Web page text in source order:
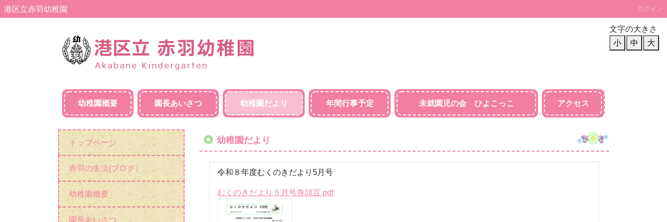
港区立赤羽幼稚園 ログイン
文字の大きさ
小
中 大
幼稚園概要 園長あいさつ 幼稚園だより 年間行事予定 未就園児の会 ひよこっこ アクセス
トップページ
赤羽の生活(ブログ）
幼稚園概要
園長あいさつ
幼稚園だより
令和８年度むくのきだより5月号
むくのきだより５月号巻頭言.pdf